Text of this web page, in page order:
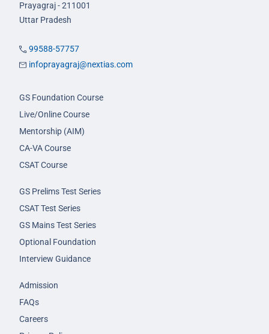
Prayagraj - 211001
Uttar Pradesh
99588-57757
infoprayagraj@nextias.com
GS Foundation Course
Live/Online Course
Mentorship (AIM)
CA-VA Course
CSAT Course
GS Prelims Test Series
CSAT Test Series
GS Mains Test Series
Optional Foundation
Interview Guidance
Admission
FAQs
Careers